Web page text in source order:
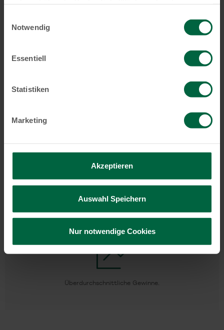
Notwendig
Essentiell
Statistiken
Marketing
Akzeptieren
Auswahl Speichern
Nur notwendige Cookies
Überdurchschnittliche Gewinne.